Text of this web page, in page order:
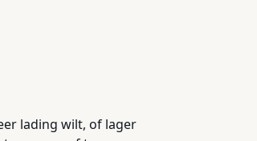
lading wilt, of lager